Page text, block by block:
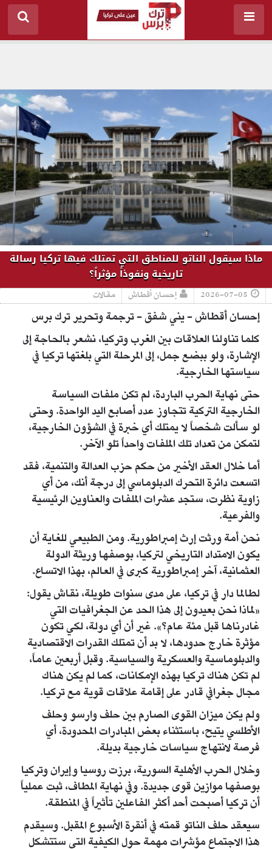
ماذا سيقول الناتو للمناطق التي تمتلك فيها تركيا رسالة
تاريخية ونفوذاً مؤثراً؟
2026-07-05 إحسان أقطاش مقالات
إحسان أقطاش - يني شفق - ترجمة وتحرير ترك برس
كلما تناولنا العلاقات بين الغرب وتركيا، نشعر بالحاجة إلى
الإشارة، ولو ببضع جمل، إلى المرحلة التي بلغتها تركيا في
سياستها الخارجية.
حتى نهاية الحرب الباردة، لم تكن ملفات السياسة
الخارجية التركية تتجاوز عدد أصابع اليد الواحدة. وحتى
لو سألت شخصاً لا يمتلك أي خبرة في الشؤون الخارجية،
لتمكن من تعداد تلك الملفات واحداً تلو الآخر.
أما خلال العقد الأخير من حكم حزب العدالة والتنمية، فقد
اتسعت دائرة التحرك الدبلوماسي إلى درجة أنك، من أي
زاوية نظرت، ستجد عشرات الملفات والعناوين الرئيسية
والفرعية.
نحن أمة ورثت إرث إمبراطورية. ومن الطبيعي للغاية أن
يكون الامتداد التاريخي لتركيا، بوصفها وريثة الدولة
العثمانية، آخر إمبراطورية كبرى في العالم، بهذا الاتساع.
لطالما دار في تركيا، على مدى سنوات طويلة، نقاش يقول:
«لماذا نحن بعيدون إلى هذا الحد عن الجغرافيات التي
غادرناها قبل مئة عام؟». غير أن أي دولة، لكي تكون
مؤثرة خارج حدودها، لا بد أن تمتلك القدرات الاقتصادية
والدبلوماسية والعسكرية والسياسية. وقبل أربعين عاماً،
لم تكن هناك تركيا بهذه الإمكانات، كما لم يكن هناك
مجال جغرافي قادر على إقامة علاقات قوية مع تركيا.
ولم يكن ميزان القوى الصارم بين حلف وارسو وحلف
الأطلسي يتيح، باستثناء بعض المبادرات المحدودة، أي
فرصة لانتهاج سياسات خارجية بديلة.
وخلال الحرب الأهلية السورية، برزت روسيا وإيران وتركيا
بوصفها موازين قوى جديدة. وفي نهاية المطاف، ثبت عملياً
أن تركيا أصبحت أحد أكثر الفاعلين تأثيراً في المنطقة.
سيعقد حلف الناتو قمته في أنقرة الأسبوع المقبل. وسيقدم
هذا الاجتماع مؤشرات مهمة حول الكيفية التي ستتشكل